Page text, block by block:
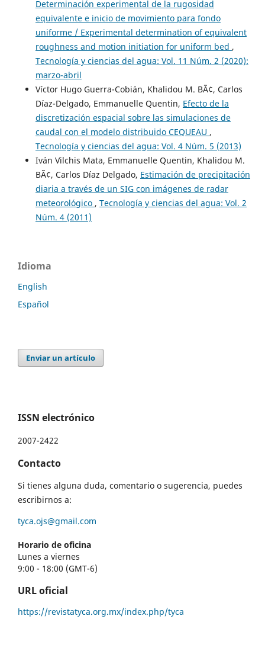
Determinación experimental de la rugosidad
equivalente e inicio de movimiento para fondo
uniforme / Experimental determination of equivalent
roughness and motion initiation for uniform bed ,
Tecnología y ciencias del agua: Vol. 11 Núm. 2 (2020):
marzo-abril
Víctor Hugo Guerra-Cobián, Khalidou M. BÃ¢, Carlos
Díaz-Delgado, Emmanuelle Quentin, Efecto de la
discretización espacial sobre las simulaciones de
caudal con el modelo distribuido CEQUEAU ,
Tecnología y ciencias del agua: Vol. 4 Núm. 5 (2013)
Iván Vilchis Mata, Emmanuelle Quentin, Khalidou M.
BÃ¢, Carlos Díaz Delgado, Estimación de precipitación
diaria a través de un SIG con imágenes de radar
meteorológico , Tecnología y ciencias del agua: Vol. 2
Núm. 4 (2011)
Idioma
English
Español
Enviar un artículo
ISSN electrónico
2007-2422
Contacto
Si tienes alguna duda, comentario o sugerencia, puedes
escribirnos a:
tyca.ojs@gmail.com
Horario de oficina
Lunes a viernes
9:00 - 18:00 (GMT-6)
URL oficial
https://revistatyca.org.mx/index.php/tyca